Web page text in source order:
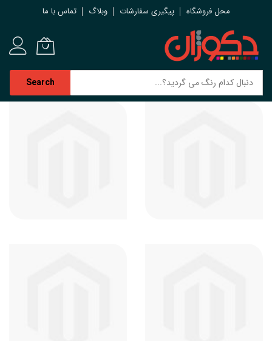
محل فروشگاه پیگیری سفارشات وبلاگ تماس با ما
Search